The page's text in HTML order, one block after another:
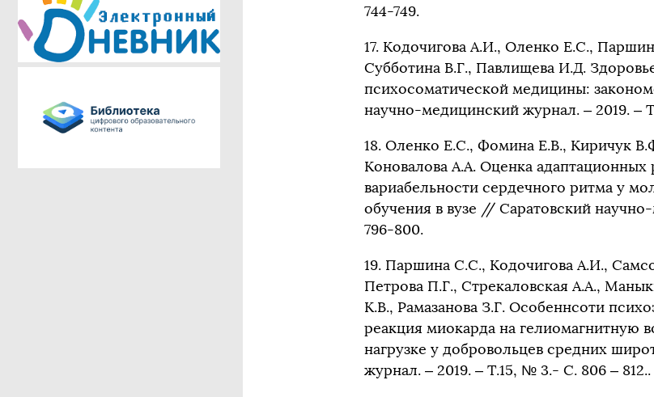
744-749.
17. Кодочигова А.И., Оленко Е.С.,
Субботина В.Г., Павлищева И.Д.
психосоматической медицины:
научно-медицинский журнал. – 2019. –
18. Оленко Е.С., Фомина Е.В., Киричук
Коновалова А.А. Оценка адаптационных
вариабельности сердечного ритма у
обучения в вузе // Саратовский
796-800.
19. Паршина С.С., Кодочигова А.И.,
Петрова П.Г., Стрекаловская А.А.,
К.В., Рамазанова З.Г. Особеннсоти
реакция миокарда на гелиомагнитную
нагрузке у добровольцев средних
журнал. – 2019. – Т.15, № 3.- С. 806 – 812..